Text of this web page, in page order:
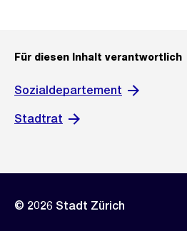
Für diesen Inhalt verantwortlich
Sozialdepartement
Stadtrat
© 2026 Stadt Zürich